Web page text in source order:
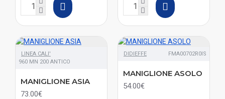
LINEA CALI'
960 MN 200 ANTICO
MANIGLIONE ASIA
73.00€
DIDIEFFE FMA00702R0IS
MANIGLIONE ASOLO
54.00€